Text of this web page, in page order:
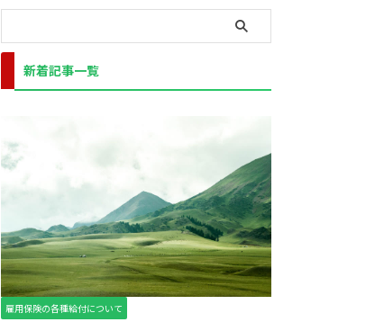
新着記事一覧
雇用保険の各種給付について